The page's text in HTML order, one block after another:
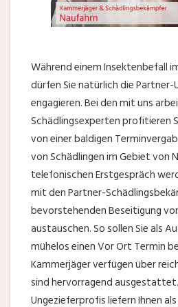
Während einem Insektenbefall
dürfen Sie natürlich die
engagieren. Bei den mit uns
Schädlingsexperten profitieren
von einer baldigen
von Schädlingen im Gebiet von
telefonischen Erstgespräch
mit den Partner-
bevorstehenden Beseitigung
austauschen. So sollen Sie als
mühelos einen Vor Ort Termin
Kammerjäger verfügen über
sind hervorragend
Ungezieferprofis liefern Ihnen